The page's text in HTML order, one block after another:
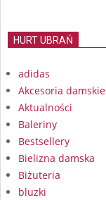
HURT UBRAŃ
adidas
Akcesoria damskie
Aktualności
Baleriny
Bestsellery
Bielizna damska
Biżuteria
bluzki